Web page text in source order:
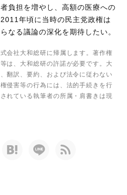
負担を増やし、高額の医療への
年頃に当時の民主党政権は
なる議論の深化を期待したい。
会社大和総研に帰属します。著作権
は、大和総研の許諾が必要です。大
翻訳、要約、および法令に従わない
侵害等の行為には、法的手続きを行
れている執筆者の所属・肩書きは現